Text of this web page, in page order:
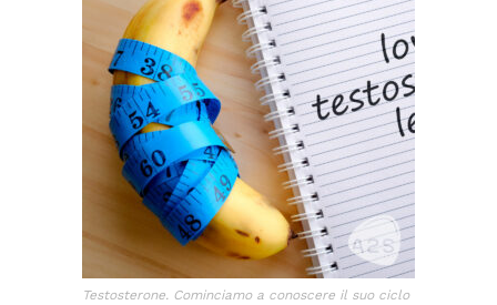
Testosterone. Cominciamo a conoscere il suo ciclo